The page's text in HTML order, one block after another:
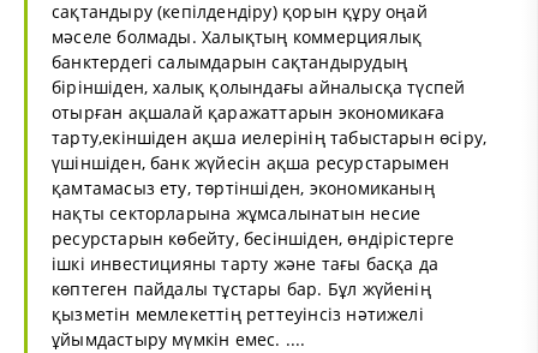
сақтандыру (кепілдендіру) қорын құру оңай
мәселе болмады. Халықтың коммерциялық
банктердегі салымдарын сақтандырудың
біріншіден, халық қолындағы айналысқа түспей
отырған ақшалай қаражаттарын экономикаға
тарту,екіншіден ақша иелерінің табыстарын өсіру,
үшіншіден, банк жүйесін ақша ресурстарымен
қамтамасыз ету, төртіншіден, экономиканың
нақты секторларына жұмсалынатын несие
ресурстарын көбейту, бесіншіден, өндірістерге
ішкі инвестицияны тарту және тағы басқа да
көптеген пайдалы тұстары бар. Бұл жүйенің
қызметін мемлекеттің реттеуінсіз нәтижелі
ұйымдастыру мүмкін емес. ....